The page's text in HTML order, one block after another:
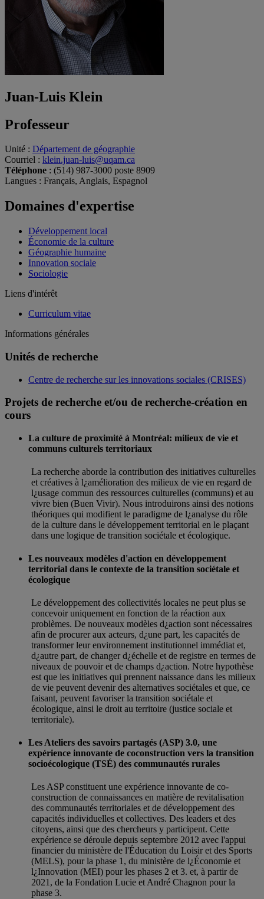
Juan-Luis Klein
Professeur
Unité : Département de géographie
Courriel : klein.juan-luis@uqam.ca
Téléphone : (514) 987-3000 poste 8909
Langues : Français, Anglais, Espagnol
Domaines d'expertise
Développement local
Économie de la culture
Géographie humaine
Innovation sociale
Sociologie
Liens d'intérêt
Curriculum vitae
Informations générales
Unités de recherche
Centre de recherche sur les innovations sociales (CRISES)
Projets de recherche et/ou de recherche-création en
cours
La culture de proximité à Montréal: milieux de vie et
communs culturels territoriaux
La recherche aborde la contribution des initiatives culturelles
et créatives à l¿amélioration des milieux de vie en regard de
l¿usage commun des ressources culturelles (communs) et au
vivre bien (Buen Vivir). Nous introduirons ainsi des notions
théoriques qui modifient le paradigme de l¿analyse du rôle
de la culture dans le développement territorial en le plaçant
dans une logique de transition sociétale et écologique.
Les nouveaux modèles d'action en développement
territorial dans le contexte de la transition sociétale et
écologique
Le développement des collectivités locales ne peut plus se
concevoir uniquement en fonction de la réaction aux
problèmes. De nouveaux modèles d¿action sont nécessaires
afin de procurer aux acteurs, d¿une part, les capacités de
transformer leur environnement institutionnel immédiat et,
d¿autre part, de changer d¿échelle et de registre en termes de
niveaux de pouvoir et de champs d¿action. Notre hypothèse
est que les initiatives qui prennent naissance dans les milieux
de vie peuvent devenir des alternatives sociétales et que, ce
faisant, peuvent favoriser la transition sociétale et
écologique, ainsi le droit au territoire (justice sociale et
territoriale).
Les Ateliers des savoirs partagés (ASP) 3.0, une
expérience innovante de coconstruction vers la transition
socioécologique (TSÉ) des communautés rurales
Les ASP constituent une expérience innovante de co-
construction de connaissances en matière de revitalisation
des communautés territoriales et de développement des
capacités individuelles et collectives. Des leaders et des
citoyens, ainsi que des chercheurs y participent. Cette
expérience se déroule depuis septembre 2012 avec l'appui
financier du ministère de l'Éducation du Loisir et des Sports
(MELS), pour la phase 1, du ministère de l¿Économie et
l¿Innovation (MEI) pour les phases 2 et 3. et, à partir de
2021, de la Fondation Lucie et André Chagnon pour la
phase 3.